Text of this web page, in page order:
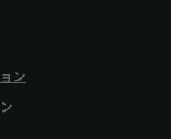
ン